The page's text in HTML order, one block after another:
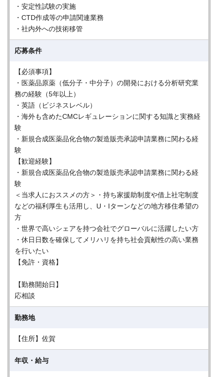
・安定性試験の実施
・CTD作成等の申請関連業務
・社内外への技術移管
応募条件
【必須事項】
・医薬品原薬（低分子・中分子）の開発における分析研究業
務の経験（5年以上）
・英語（ビジネスレベル）
・海外も含めたCMCレギュレーションに関する知識と実務経
験
・新規合成医薬品化合物の製造販売承認申請業務に関わる経
験
【歓迎経験】
・新規合成医薬品化合物の製造販売承認申請業務に関わる経
験
＜当求人におススメの方＞・持ち家援助制度や借上社宅制度
などの福利厚生も活用し、U・Iターンなどの地方移住希望の
方
・世界で高いシェアを持つ会社でグローバルに活躍したい方
・休日日数を確保してメリハリを持ち社会貢献性の高い業務
を行いたい
【免許・資格】
【勤務開始日】
応相談
勤務地
【住所】佐賀
年収・給与